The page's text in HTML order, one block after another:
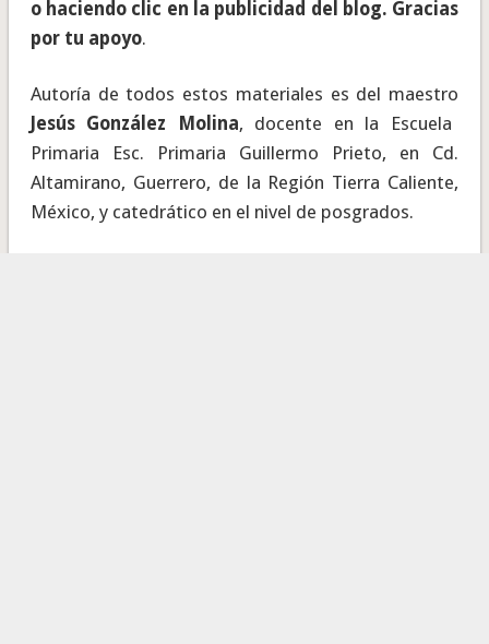
o haciendo clic en la publicidad del blog. Gracias
por tu apoyo.
Autoría de todos estos materiales es del maestro
Jesús González Molina, docente en la Escuela
Primaria Esc. Primaria Guillermo Prieto, en Cd.
Altamirano, Guerrero, de la Región Tierra Caliente,
México, y catedrático en el nivel de posgrados.